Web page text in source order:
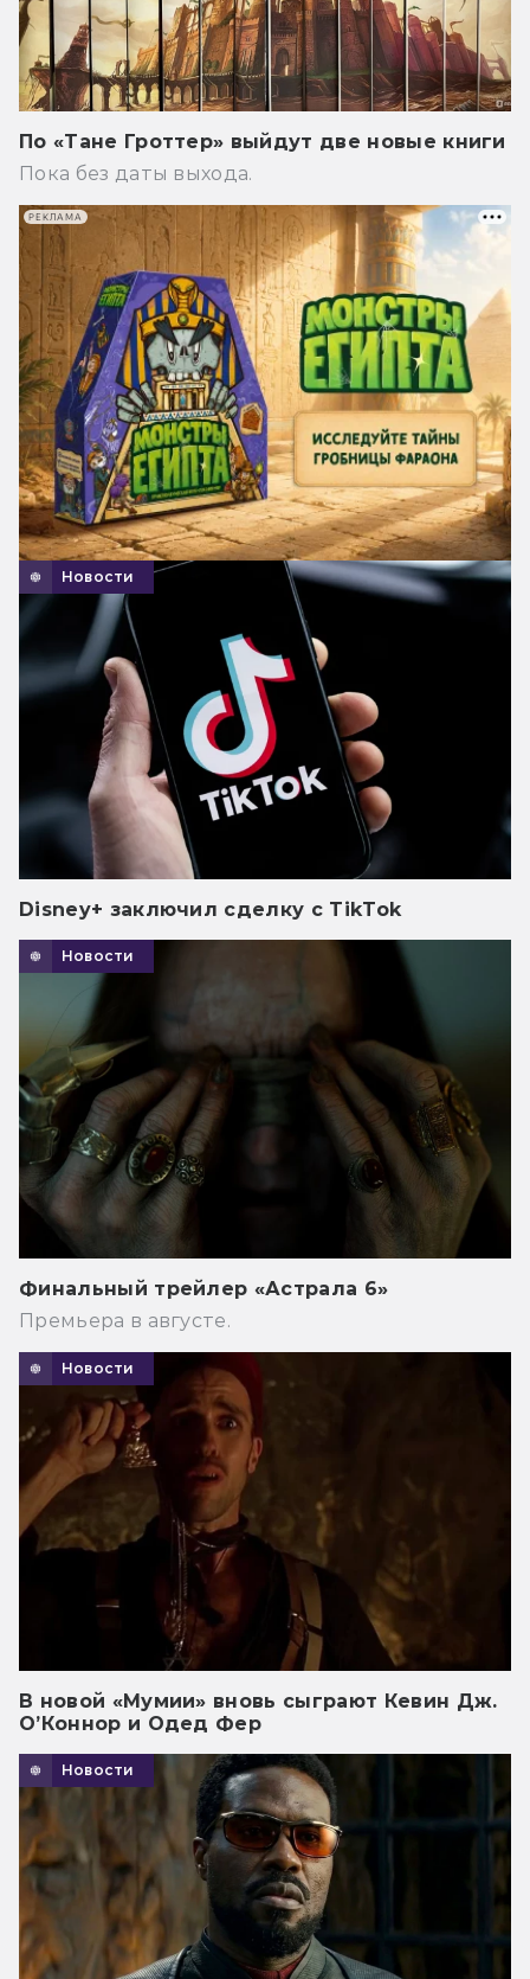
По «Тане Гроттер» выйдут две новые книги
Пока без даты выхода.
Новости
Disney+ заключил сделку с TikTok
Новости
Финальный трейлер «Астрала 6»
Премьера в августе.
Новости
В новой «Мумии» вновь сыграют Кевин Дж.
О’Коннор и Одед Фер
Новости
РЕКЛАМА